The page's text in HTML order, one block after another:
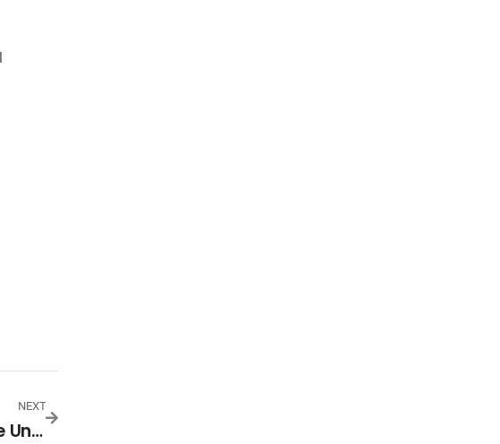
NEXT
“Tengo La Dicha De Ser Amiga De Un Santo”, Leonor Del Carmen Chacón